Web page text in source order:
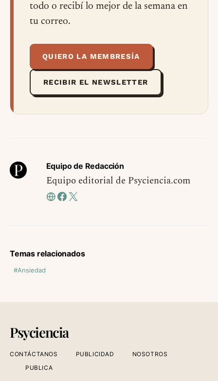
todo o recibí lo mejor de la semana en
tu correo.
QUIERO LA MEMBRESÍA
RECIBIR EL NEWSLETTER
Equipo de Redacción
Equipo editorial de Psyciencia.com
Temas relacionados
Ansiedad
Psyciencia
CONTÁCTANOS PUBLICIDAD
NOSOTROS
PUBLICA